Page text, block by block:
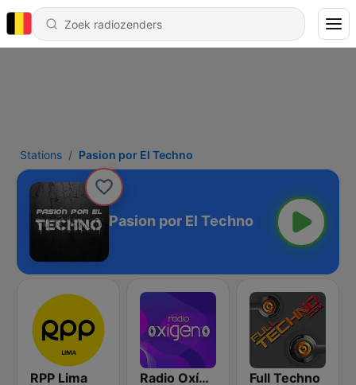
Stations Pasion por El Techno
Pasion por El Techno
RPP Lima Radio Oxígeno Full Techno